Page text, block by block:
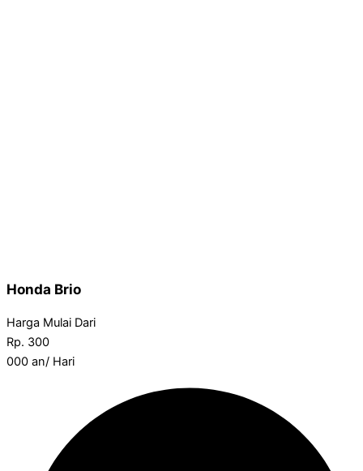
Honda Brio
Harga Mulai Dari
Rp. 300
000 an/ Hari